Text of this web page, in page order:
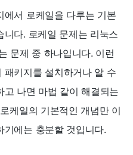
에서 로케일을 다루는 기본
다. 로케일 문제는 리눅스
문제 중 하나입니다. 이런
패키지를 설치하거나 알 수
고 나면 마법 같이 해결되는
케일의 기본적인 개념만 이
에는 충분할 것입니다.